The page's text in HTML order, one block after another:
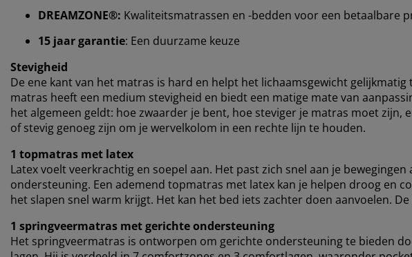
DREAMZONE®: Kwaliteitsmatrassen en -bedden voor een betaalbare
15 jaar garantie: Een duurzame keuze
Stevigheid
De ene kant van het matras is hard en helpt het lichaamsgewicht
matras heeft een medium stevigheid en biedt een matige mate van
het algemeen geldt: hoe zwaarder je bent, hoe steviger je matras moet zijn,
of stevig genoeg zijn om je wervelkolom in een rechte lijn te houden.
1 topmatras met latex
Latex voelt veerkrachtig en soepel aan. Het past zich snel aan je
ondersteuning. Een ademend topmatras met latex kan je helpen droog en
het slapen snel warm krijgt. Het kan het bed iets zachter doen aanvoelen.
1 springveermatras met gerichte ondersteuning
Het springveermatras is ontworpen om gerichte ondersteuning te bieden